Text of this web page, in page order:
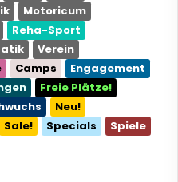
Motoricum
Reha-Sport
Verein
Camps
Engagement
Freie Plätze!
Neu!
Sale! Specials
Spiele